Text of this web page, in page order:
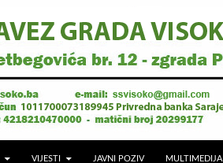
VIJESTI JAVNI POZIV MULTIMEDIJA